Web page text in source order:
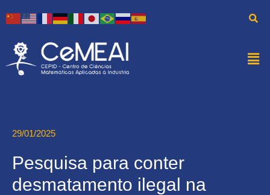
29/01/2025
Pesquisa para conter
desmatamento ilegal na